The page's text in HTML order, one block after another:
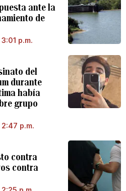
ante la
de
p.m.
del
durante
había
grupo
p.m.
contra
contra